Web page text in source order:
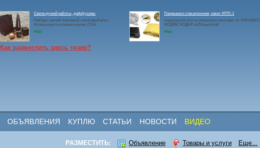
Свечи ручной работы, диффузоры
Наборы свечей пчелиный, кокосовый воск.
Используются косметологии, СПА.
https:
Покрывало спасательное, пакет ИПП-1
медизделия,жгуты,покрывало изотерм. от ЛУКОШКО
МЕДРАСХОДКИ id:2Vtzqx1mhtf
https:
Как разместить здесь тизер?
ОБЪЯВЛЕНИЯ КУПЛЮ СТАТЬИ НОВОСТИ ВИДЕО
РАЗМЕСТИТЬ: Объявление Товары и услуги Еще...